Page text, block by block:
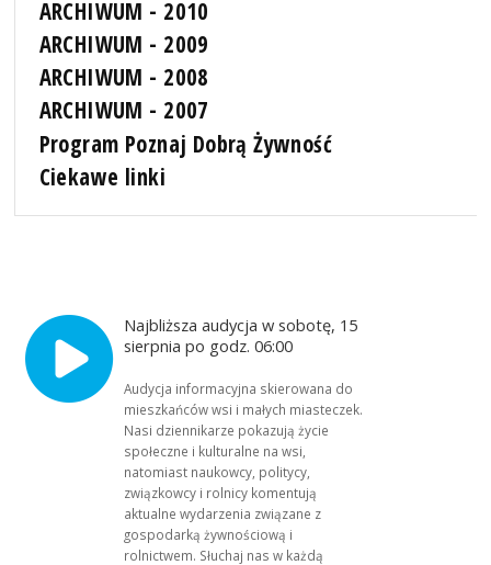
ARCHIWUM - 2010
ARCHIWUM - 2009
ARCHIWUM - 2008
ARCHIWUM - 2007
Program Poznaj Dobrą Żywność
Ciekawe linki
Najbliższa audycja w sobotę, 15
sierpnia po godz. 06:00
Audycja informacyjna skierowana do
mieszkańców wsi i małych miasteczek.
Nasi dziennikarze pokazują życie
społeczne i kulturalne na wsi,
natomiast naukowcy, politycy,
związkowcy i rolnicy komentują
aktualne wydarzenia związane z
gospodarką żywnościową i
rolnictwem. Słuchaj nas w każdą